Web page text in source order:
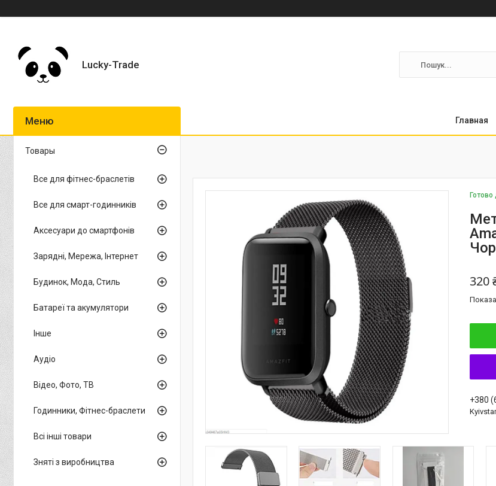
Lucky-Trade
Главная
Готово
320
+380
Товары
Все для фітнес-браслетів
Все для смарт-годинників
Аксесуари до смартфонів
Зарядні, Мережа, Інтернет
Будинок, Мода, Стиль
Батареї та акумулятори
Інше
Аудіо
Відео, Фото, ТВ
Годинники, Фітнес-браслети
Всі інші товари
Зняті з виробництва